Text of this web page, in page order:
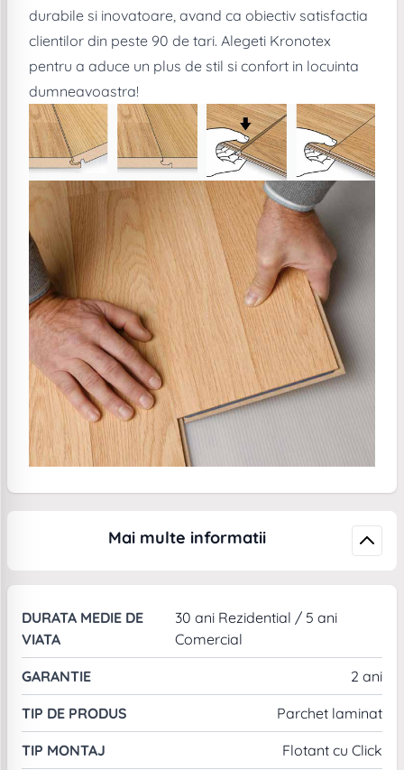
durabile si inovatoare, avand ca obiectiv satisfactia
clientilor din peste 90 de tari. Alegeti Kronotex
pentru a aduce un plus de stil si confort in locuinta
dumneavoastra!
Mai multe informatii
DURATA MEDIE DE
VIATA
30 ani Rezidential / 5 ani
Comercial
GARANTIE 2 ani
TIP DE PRODUS Parchet laminat
TIP MONTAJ Flotant cu Click